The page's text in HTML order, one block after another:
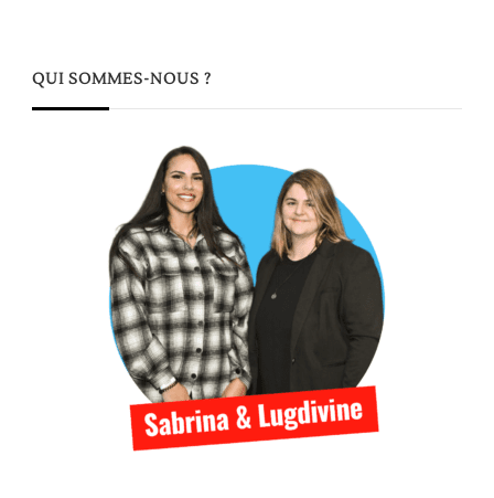
QUI SOMMES-NOUS ?